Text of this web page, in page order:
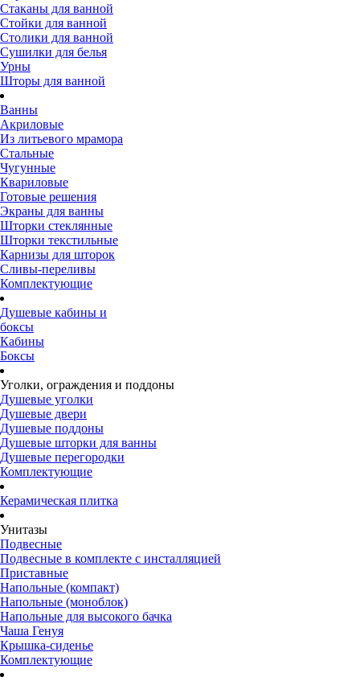
Стаканы для ванной
Стойки для ванной
Столики для ванной
Сушилки для белья
Урны
Шторы для ванной
Ванны
Акриловые
Из литьевого мрамора
Стальные
Чугунные
Квариловые
Готовые решения
Экраны для ванны
Шторки стеклянные
Шторки текстильные
Карнизы для шторок
Сливы-переливы
Комплектующие
Душевые кабины и
боксы
Кабины
Боксы
Уголки, ограждения и поддоны
Душевые уголки
Душевые двери
Душевые поддоны
Душевые шторки для ванны
Душевые перегородки
Комплектующие
Керамическая плитка
Унитазы
Подвесные
Подвесные в комплекте с инсталляцией
Приставные
Напольные (компакт)
Напольные (моноблок)
Напольные для высокого бачка
Чаша Генуя
Крышка-сиденье
Комплектующие